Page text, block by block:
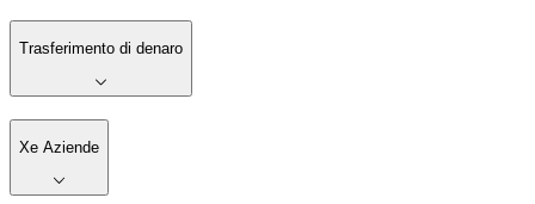
Trasferimento di denaro
Xe Aziende